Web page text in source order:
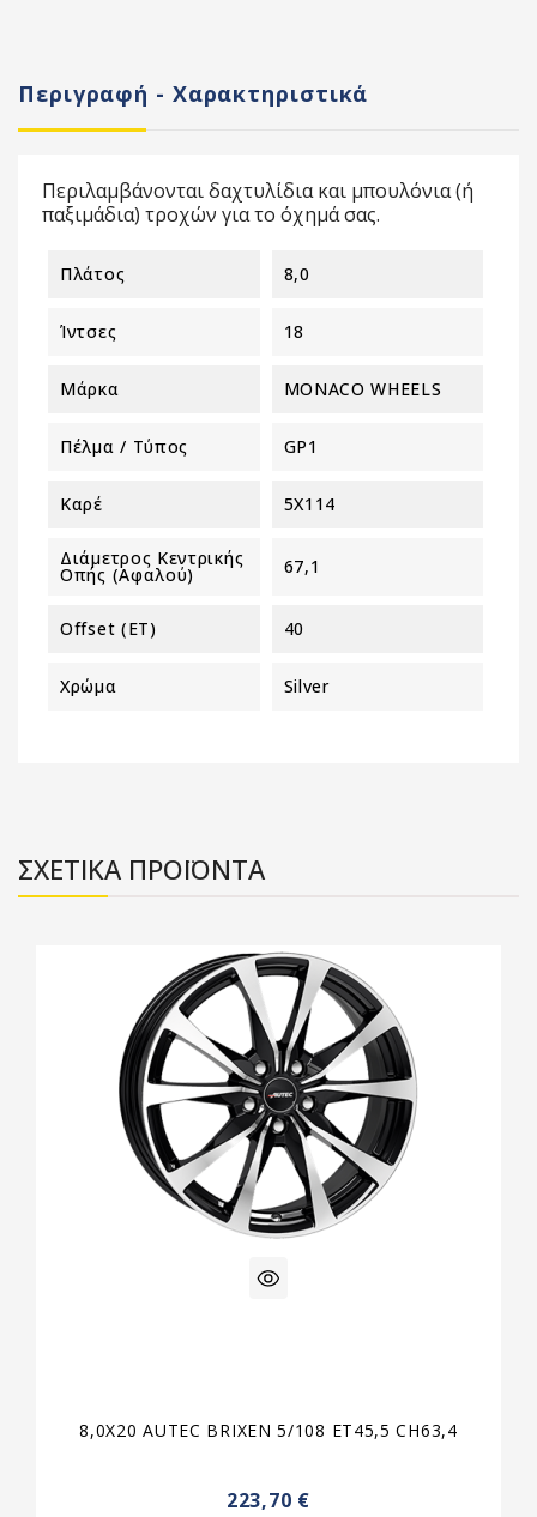
Περιγραφή - Χαρακτηριστικά
Περιλαμβάνονται δαχτυλίδια και μπουλόνια (ή
παξιμάδια) τροχών για το όχημά σας.
Πλάτος 8,0
Ίντσες 18
Μάρκα MONACO WHEELS
Πέλμα / Τύπος GP1
Καρέ 5X114
Διάμετρος Κεντρικής
Οπής (αφαλού) 67,1
Offset (ET) 40
Χρώμα Silver
ΣΧΕΤΙΚΑ ΠΡΟΪΟΝΤΑ
8,0X20 AUTEC BRIXEN 5/108 ET45,5 CH63,4
223,70 €